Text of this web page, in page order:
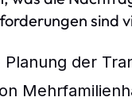
sind
der